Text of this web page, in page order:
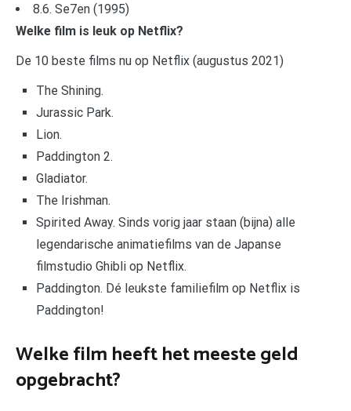
8.6. Se7en (1995)
Welke film is leuk op Netflix?
De 10 beste films nu op Netflix (augustus 2021)
The Shining.
Jurassic Park.
Lion.
Paddington 2.
Gladiator.
The Irishman.
Spirited Away. Sinds vorig jaar staan (bijna) alle
legendarische animatiefilms van de Japanse
filmstudio Ghibli op Netflix.
Paddington. Dé leukste familiefilm op Netflix is
Paddington!
Welke film heeft het meeste geld
opgebracht?